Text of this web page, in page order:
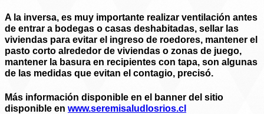
A la inversa, es muy importante realizar ventilación antes
de entrar a bodegas o casas deshabitadas, sellar las
viviendas para evitar el ingreso de roedores, mantener el
pasto corto alrededor de viviendas o zonas de juego,
mantener la basura en recipientes con tapa, son algunas
de las medidas que evitan el contagio, precisó.
Más información disponible en el banner del sitio
disponible en www.seremisaludlosrios.cl